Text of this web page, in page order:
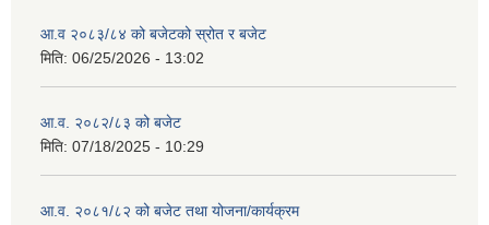
आ.व २०८३/८४ को बजेटको स्रोत र बजेट
मिति: 06/25/2026 - 13:02
आ.व. २०८२/८३ को बजेट
मिति: 07/18/2025 - 10:29
आ.व. २०८१/८२ को बजेट तथा योजना/कार्यक्रम